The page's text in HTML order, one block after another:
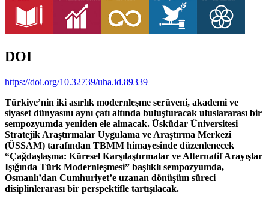
DOI
https://doi.org/10.32739/uha.id.89339
Türkiye’nin iki asırlık modernleşme serüveni, akademi ve
siyaset dünyasını aynı çatı altında buluşturacak uluslararası bir
sempozyumda yeniden ele alınacak. Üsküdar Üniversitesi
Stratejik Araştırmalar Uygulama ve Araştırma Merkezi
(ÜSSAM) tarafından TBMM himayesinde düzenlenecek
“Çağdaşlaşma: Küresel Karşılaştırmalar ve Alternatif Arayışlar
Işığında Türk Modernleşmesi” başlıklı sempozyumda,
Osmanlı’dan Cumhuriyet’e uzanan dönüşüm süreci
disiplinlerarası bir perspektifle tartışılacak.